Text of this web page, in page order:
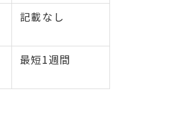
記載なし
最短1週間